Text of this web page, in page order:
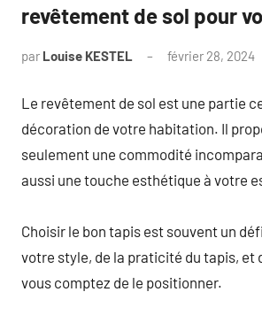
revêtement de sol pour
par Louise KESTEL février 28, 2024
Le revêtement de sol est une partie
décoration de votre habitation. Il
seulement une commodité
aussi une touche esthétique à votre
Choisir le bon tapis est souvent un
votre style, de la praticité du tapis, et
vous comptez de le positionner.